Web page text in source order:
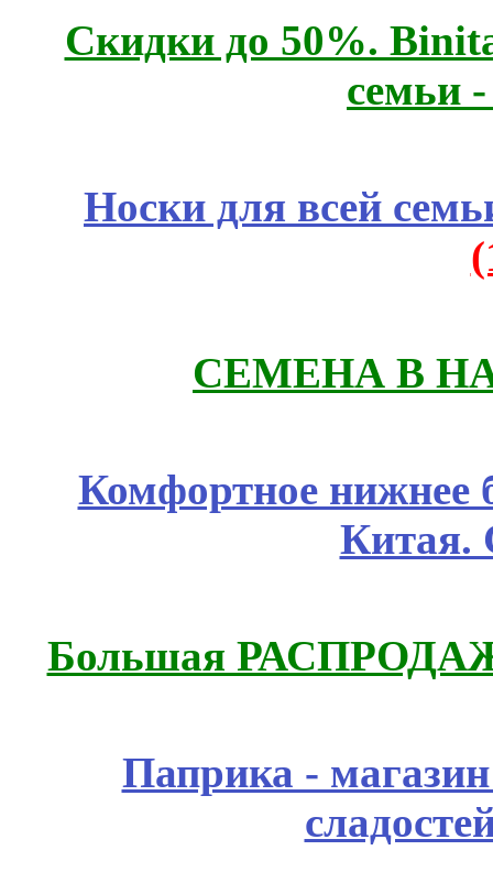
Скидки до 50%.
семьи
Носки для всей
СЕМЕНА В
Комфортное нижнее
Китая.
Большая
Паприка -